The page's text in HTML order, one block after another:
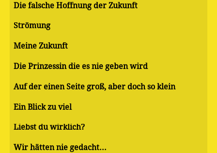
Die falsche Hoffnung der Zukunft
Strömung
Meine Zukunft
Die Prinzessin die es nie geben wird
Auf der einen Seite groß, aber doch so klein
Ein Blick zu viel
Liebst du wirklich?
Wir hätten nie gedacht...